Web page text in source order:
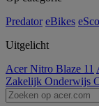
Predator eBikes
Uitgelicht
Acer Nitro Blaze 11
Zakelijk Onderwijs